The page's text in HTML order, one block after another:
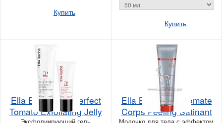
Купить
Купить
Ella Bache Ella Perfect
Tomato Exfoliating Jelly
Эксфолиирующий гель
Ella Bache Lait Tomate
Corps Peeling Satinant
Молочко для тела с эффектом